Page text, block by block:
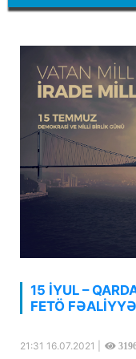
15 İYUL –
FETÖ
21:31 16.07.2021 |